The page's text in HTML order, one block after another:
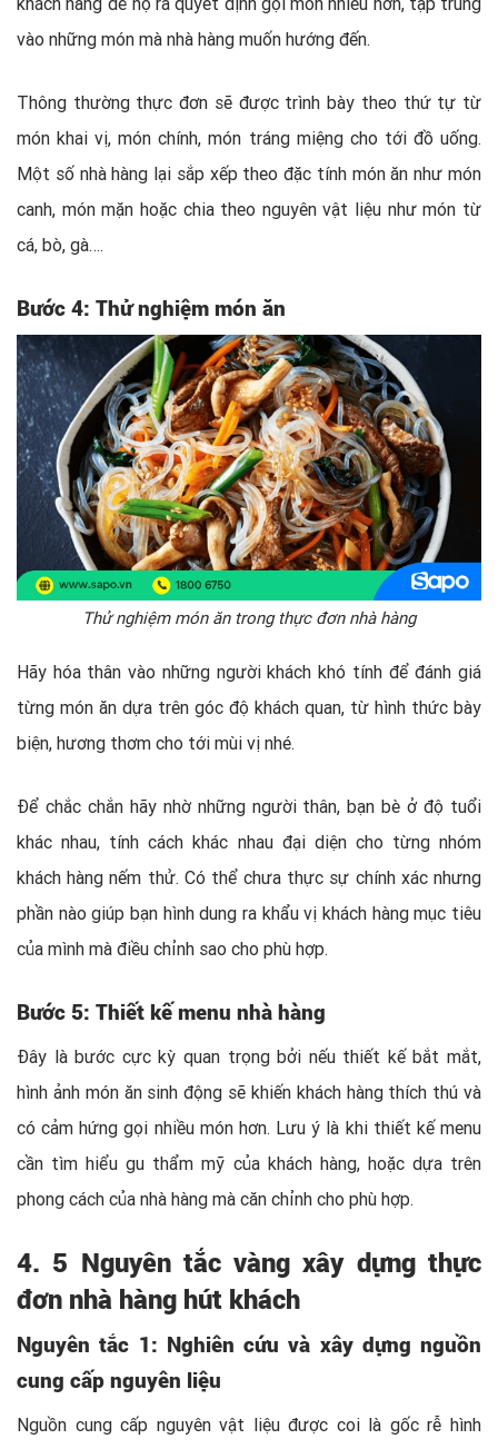
vào những món mà nhà hàng muốn hướng đến.
Thông thường thực đơn sẽ được trình bày theo thứ tự từ
món khai vị, món chính, món tráng miệng cho tới đồ uống.
Một số nhà hàng lại sắp xếp theo đặc tính món ăn như món
canh, món mặn hoặc chia theo nguyên vật liệu như món từ
cá, bò, gà….
Bước 4: Thử nghiệm món ăn
Thử nghiệm món ăn trong thực đơn nhà hàng
Hãy hóa thân vào những người khách khó tính để đánh giá
từng món ăn dựa trên góc độ khách quan, từ hình thức bày
biện, hương thơm cho tới mùi vị nhé.
Để chắc chắn hãy nhờ những người thân, bạn bè ở độ tuổi
khác nhau, tính cách khác nhau đại diện cho từng nhóm
khách hàng nếm thử. Có thể chưa thực sự chính xác nhưng
phần nào giúp bạn hình dung ra khẩu vị khách hàng mục tiêu
của mình mà điều chỉnh sao cho phù hợp.
Bước 5: Thiết kế menu nhà hàng
Đây là bước cực kỳ quan trọng bởi nếu thiết kế bắt mắt,
hình ảnh món ăn sinh động sẽ khiến khách hàng thích thú và
có cảm hứng gọi nhiều món hơn. Lưu ý là khi thiết kế menu
cần tìm hiểu gu thẩm mỹ của khách hàng, hoặc dựa trên
phong cách của nhà hàng mà căn chỉnh cho phù hợp.
4. 5 Nguyên tắc vàng xây dựng thực
đơn nhà hàng hút khách
Nguyên tắc 1: Nghiên cứu và xây dựng nguồn
cung cấp nguyên liệu
Nguồn cung cấp nguyên vật liệu được coi là gốc rễ hình